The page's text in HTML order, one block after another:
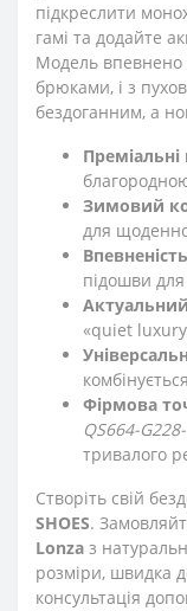
підкреслити
гамі та додайте
Модель впевнено
брюками, і з
бездоганним, а
Преміальні
Зимовий
для
підошви
«quiet
Фірмова
QS664-
тривалого
Створіть свій
SHOES.
Lonza з
розміри, швидка
консультація